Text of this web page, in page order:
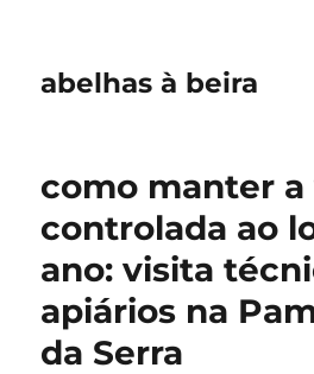
abelhas à beira
como manter a
controlada ao
ano: visita
apiários na
da Serra